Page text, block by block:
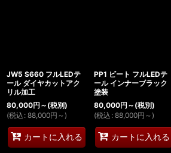
JW5 S660 フルLEDテ
ール ダイヤカットアク
リル加工
80,000円 ～ (税別)
(税込 : 88,000円 ～)
カートに入れる
PP1 ビート フルLEDテ
ール インナーブラック
塗装
80,000円 ～ (税別)
(税込 : 88,000円 ～)
カートに入れる